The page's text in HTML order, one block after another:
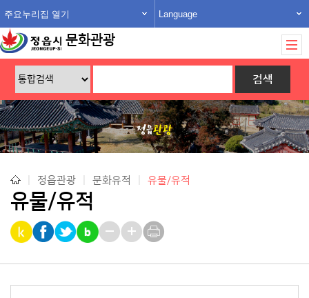
주요누리집 열기 Language
문화관광
정읍관광 문화유적 유물/유적
유물/유적